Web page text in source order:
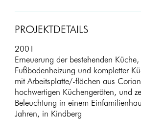
PROJEKTDETAILS
2001
Erneuerung der bestehenden Küche,
Fußbodenheizung und kompletter
mit Arbeitsplatte/-flächen aus
hochwertigen Küchengeräten, und
Beleuchtung in einem
Jahren, in Kindberg